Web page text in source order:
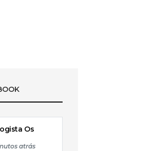
Os
atrás